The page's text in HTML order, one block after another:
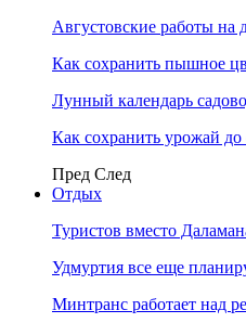
Августовские работы на
Как сохранить пышное
Лунный календарь
Как сохранить урожай до
Пред След
Отдых
Туристов вместо
Удмуртия все еще
Минтранс работает над